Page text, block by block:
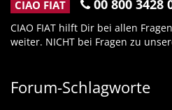
CIAO FIAT 00 800 3428
CIAO FIAT hilft Dir bei allen
weiter. NICHT bei Fragen zu
Forum-Schlagworte